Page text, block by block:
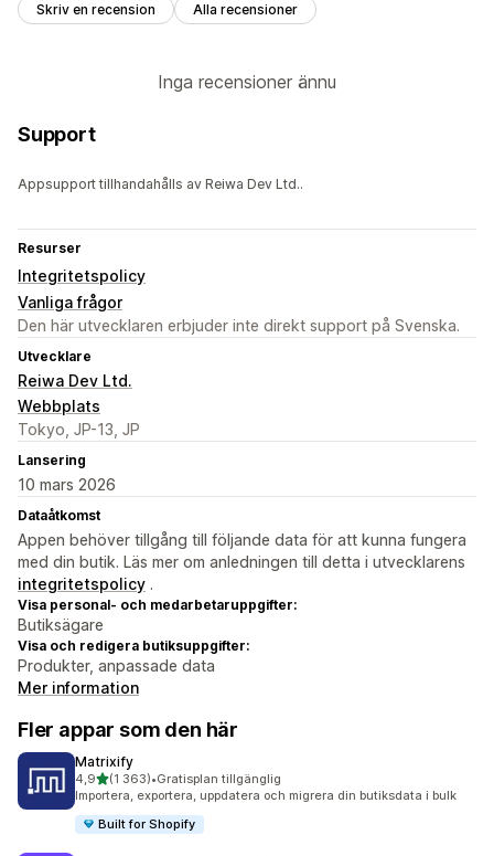
Skriv en recension Alla recensioner
Inga recensioner ännu
Support
Appsupport tillhandahålls av Reiwa Dev Ltd..
Resurser
Integritetspolicy
Vanliga frågor
Den här utvecklaren erbjuder inte direkt support på Svenska.
Utvecklare
Reiwa Dev Ltd.
Webbplats
Tokyo, JP-13, JP
Lansering
10 mars 2026
Dataåtkomst
Appen behöver tillgång till följande data för att kunna fungera
med din butik. Läs mer om anledningen till detta i utvecklarens
integritetspolicy .
Visa personal- och medarbetaruppgifter:
Butiksägare
Visa och redigera butiksuppgifter:
Produkter, anpassade data
Mer information
Fler appar som den här
Matrixify
4,9av 5 stjärnor
(1 363)
1363 recensioner totalt
•Gratisplan tillgänglig
Importera, exportera, uppdatera och migrera din butiksdata i bulk
Built for Shopify